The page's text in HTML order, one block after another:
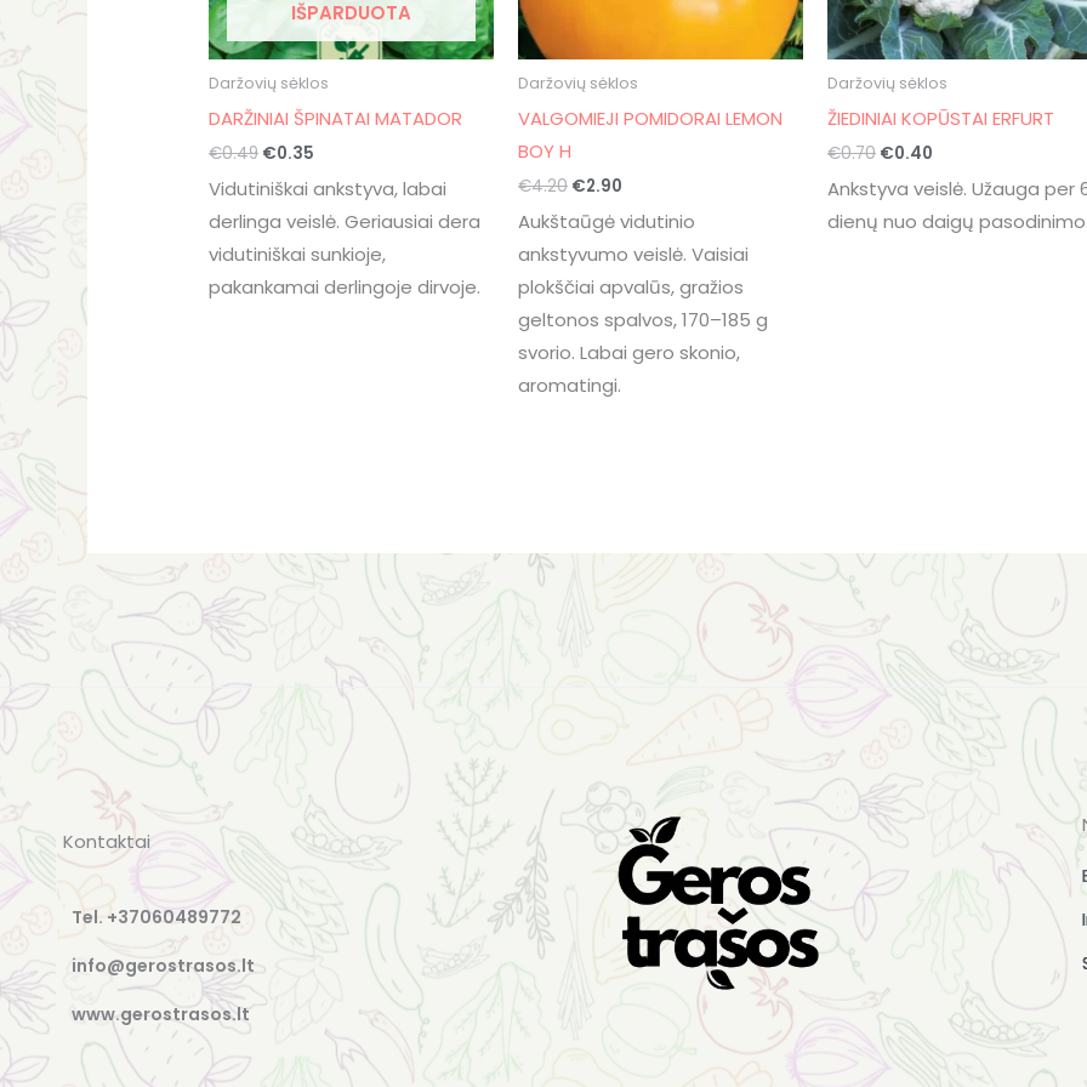
IŠPARDUOTA
Daržovių sėklos
DARŽINIAI ŠPINATAI MATADOR
€0.49 €0.35
Vidutiniškai ankstyva, labai
derlinga veislė. Geriausiai dera
vidutiniškai sunkioje,
pakankamai derlingoje dirvoje.
Daržovių sėklos
VALGOMIEJI POMIDORAI LEMON
BOY H
€4.20 €2.90
Aukštaūgė vidutinio
ankstyvumo veislė. Vaisiai
plokščiai apvalūs, gražios
geltonos spalvos, 170–185 g
svorio. Labai gero skonio,
aromatingi.
Daržovių sėklos
ŽIEDINIAI KOPŪSTAI ERFURT
€0.70 €0.40
Ankstyva veislė. Užauga per
dienų nuo daigų
Kontaktai
Tel. +37060489772
info@gerostrasos.lt
www.gerostrasos.lt